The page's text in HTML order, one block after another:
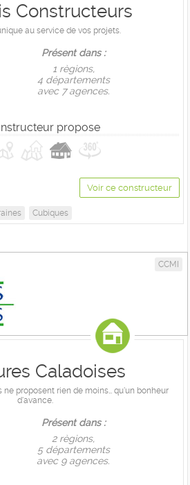
Constructeurs
au service de vos projets.
Présent dans :
1 règions,
4 départements
avec 7 agences.
propose
Voir ce constructeur
Cubiques
CCMI
Caladoises
ne proposent rien de moins… qu'un bonheur
d'avance.
Présent dans :
2 règions,
5 départements
avec 9 agences.